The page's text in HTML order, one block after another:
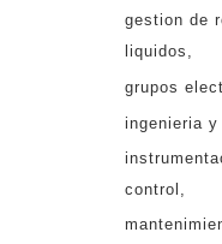
gestion de
liquidos
grupos
ingenieria
control